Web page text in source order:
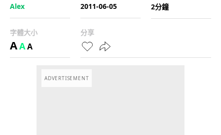
Alex
2011-06-05
2分鐘
字體大小
AAA
分享
ADVERTISEMENT